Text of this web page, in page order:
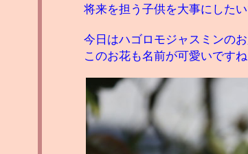
将来を担う子供を大事にしたい
今日はハゴロモジャスミンのお
このお花も名前が可愛いですね